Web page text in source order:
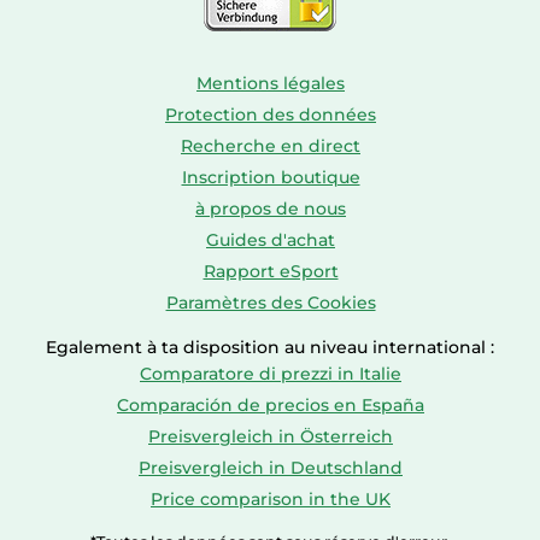
Mentions légales
Protection des données
Recherche en direct
Inscription boutique
à propos de nous
Guides d'achat
Rapport eSport
Paramètres des Cookies
Egalement à ta disposition au niveau international :
Comparatore di prezzi in Italie
Comparación de precios en España
Preisvergleich in Österreich
Preisvergleich in Deutschland
Price comparison in the UK